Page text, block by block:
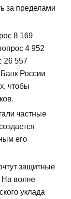
за пределами
8 169
4 952
26 557
России
чтобы
частные
его
защитные
На волне
уклада